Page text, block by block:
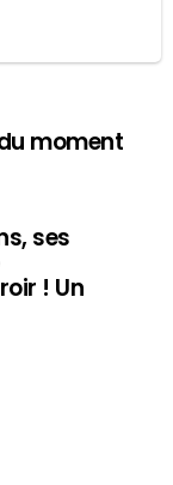
moment
ses
! Un